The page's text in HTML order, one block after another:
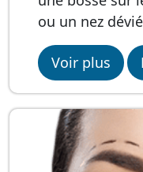
ou un nez
Voir plus